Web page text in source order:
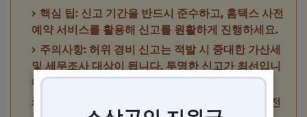
핵심 팁: 신고 기간을 반드시 준수하고, 홈택스 사전
예약 서비스를 활용해 신고를 원활하게 진행하세요.
주의사항: 허위 경비 신고는 적발 시 중대한 가산세
및 세무조사 대상이 됩니다. 투명한 신고가 최선입니
다.
권장 사항: 신고 전 임대소득과 필요경비 내역을 전